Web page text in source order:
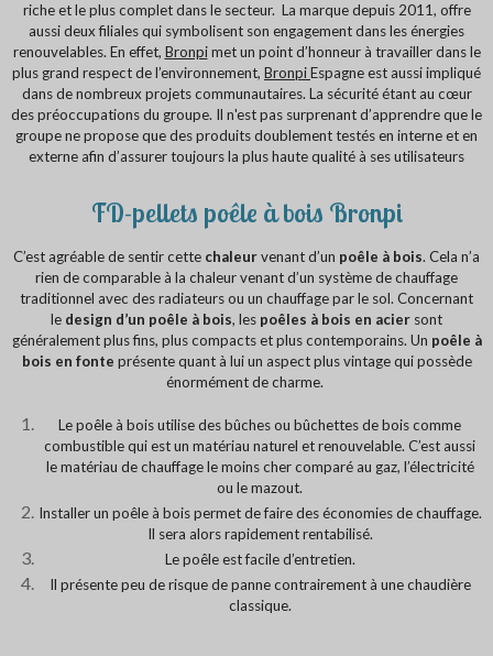
riche et le plus complet dans le secteur. La marque depuis 2011, offre
aussi deux filiales qui symbolisent son engagement dans les énergies
renouvelables. En effet, Bronpimet un point d’honneur à travailler dans le
plus grand respect de l’environnement, BronpiEspagne est aussi impliqué
dans de nombreux projets communautaires. La sécurité étant au cœur
des préoccupations du groupe. Il n'est pas surprenant d’apprendre que le
groupe ne propose que des produits doublement testés en interne et en
externe afin d’assurer toujours la plus haute qualité à ses utilisateurs
FD-pellets poêle à bois Bronpi
C’est agréable de sentir cette chaleurvenant d’un poêle à bois. Cela n’a
rien de comparable à la chaleur venant d’un système de chauffage
traditionnel avec des radiateurs ou un chauffage par le sol. Concernant
le design d’un poêle à bois, les poêles à bois en acier sont
généralement plus fins, plus compacts et plus contemporains. Un poêle à
bois en fonte présente quant à lui un aspect plus vintage qui possède
énormément de charme.
Le poêle à bois utilise des bûches ou bûchettes de bois comme
combustible qui est un matériau naturel et renouvelable. C’est aussi
le matériau de chauffage le moins cher comparé au gaz, l’électricité
ou le mazout.
Installer un poêle à bois permet de faire des économies de chauffage.
Il sera alors rapidement rentabilisé.
Le poêle est facile d’entretien.
Il présente peu de risque de panne contrairement à une chaudière
classique.